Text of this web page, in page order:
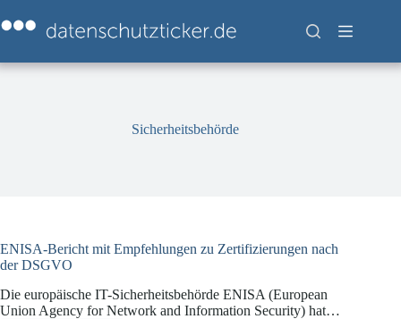
Inhalt
springen
Sicherheitsbehörde
ENISA-Bericht mit Empfehlungen zu Zertifizierungen nach
der DSGVO
Die europäische IT-Sicherheitsbehörde ENISA (European
Union Agency for Network and Information Security) hat…